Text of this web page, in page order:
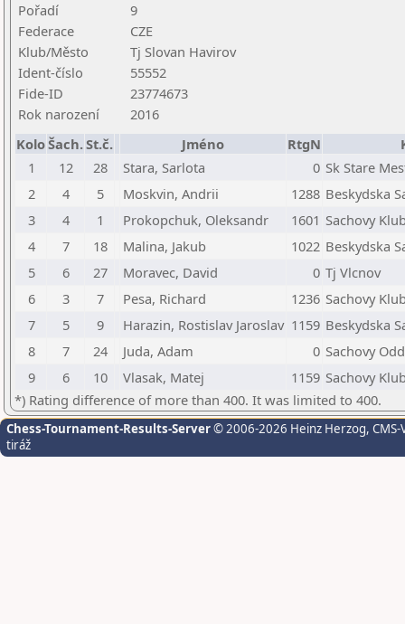
Pořadí
9
Federace
CZE
Klub/Město
Tj Slovan Havirov
Ident-číslo
55552
Fide-ID
23774673
Rok narození
2016
KoloŠach.St.č. Jméno RtgN
1
12 28 Stara, Sarlota 0 Sk Stare
2
4 5 Moskvin, Andrii 1288 Beskydska
3
4 1 Prokopchuk, Oleksandr 1601 Sachovy
4
7 18 Malina, Jakub 1022 Beskydska
5
6 27 Moravec, David 0 Tj Vlcnov
6
3 7 Pesa, Richard 1236 Sachovy
7
5 9 Harazin, Rostislav Jaroslav 1159 Beskydska
8
7 24 Juda, Adam 0 Sachovy
9
6 10 Vlasak, Matej 1159 Sachovy
*) Rating difference of more than 400. It was limited to 400.
Chess-Tournament-Results-Server© 2006-2026 Heinz Herzog,
tiráž